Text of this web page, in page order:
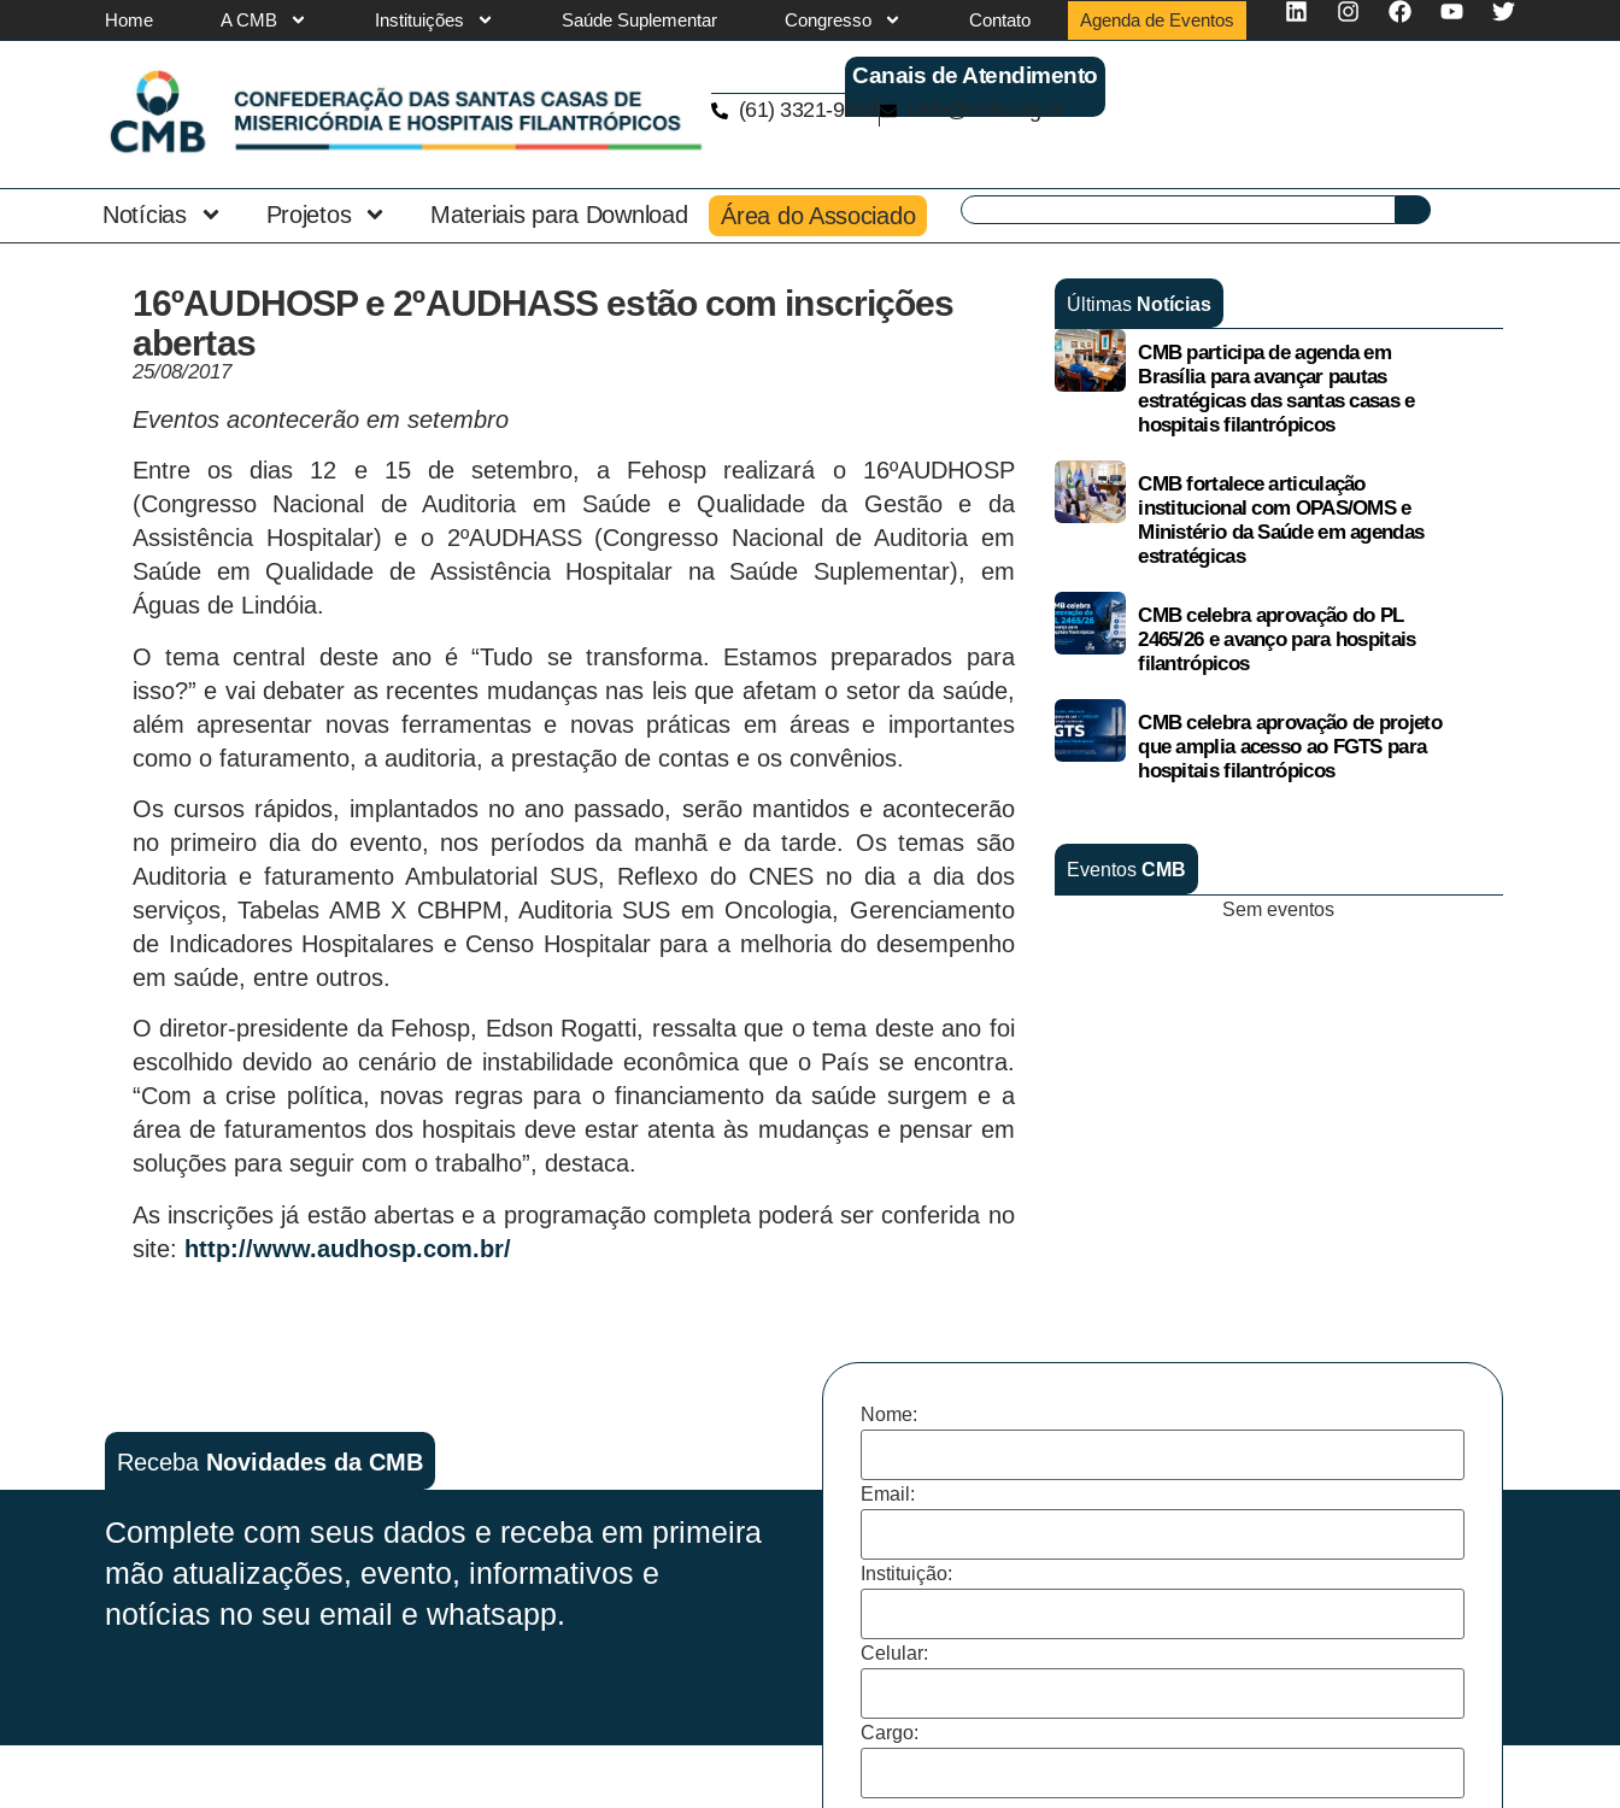
Home A CMB Instituições Saúde Suplementar Congresso Contato Agenda de Eventos
Canais de Atendimento
(61) 3321-9563 cmb@cmb.org.br
Notícias Projetos Materiais para Download Área do Associado
16ºAUDHOSP e 2ºAUDHASS estão com inscrições
abertas
25/08/2017
Eventos acontecerão em setembro
Entre os dias 12 e 15 de setembro, a Fehosp realizará o 16ºAUDHOSP
(Congresso Nacional de Auditoria em Saúde e Qualidade da Gestão e da
Assistência Hospitalar) e o 2ºAUDHASS (Congresso Nacional de Auditoria em
Saúde em Qualidade de Assistência Hospitalar na Saúde Suplementar), em
Águas de Lindóia.
O tema central deste ano é “Tudo se transforma. Estamos preparados para
isso?” e vai debater as recentes mudanças nas leis que afetam o setor da saúde,
além apresentar novas ferramentas e novas práticas em áreas e importantes
como o faturamento, a auditoria, a prestação de contas e os convênios.
Os cursos rápidos, implantados no ano passado, serão mantidos e acontecerão
no primeiro dia do evento, nos períodos da manhã e da tarde. Os temas são
Auditoria e faturamento Ambulatorial SUS, Reflexo do CNES no dia a dia dos
serviços, Tabelas AMB X CBHPM, Auditoria SUS em Oncologia, Gerenciamento
de Indicadores Hospitalares e Censo Hospitalar para a melhoria do desempenho
em saúde, entre outros.
O diretor-presidente da Fehosp, Edson Rogatti, ressalta que o tema deste ano foi
escolhido devido ao cenário de instabilidade econômica que o País se encontra.
“Com a crise política, novas regras para o financiamento da saúde surgem e a
área de faturamentos dos hospitais deve estar atenta às mudanças e pensar em
soluções para seguir com o trabalho”, destaca.
As inscrições já estão abertas e a programação completa poderá ser conferida no
site: http://www.audhosp.com.br/
Últimas Notícias
CMB participa de agenda em
Brasília para avançar pautas
estratégicas das santas casas e
hospitais filantrópicos
CMB fortalece articulação
institucional com OPAS/OMS e
Ministério da Saúde em agendas
estratégicas
CMB celebra aprovação do PL
2465/26 e avanço para hospitais
filantrópicos
CMB celebra aprovação de projeto
que amplia acesso ao FGTS para
hospitais filantrópicos
Eventos CMB
Sem eventos
Receba Novidades da CMB
Complete com seus dados e receba em primeira
mão atualizações, evento, informativos e
notícias no seu email e whatsapp.
Nome:
Email:
Instituição:
Celular:
Cargo: